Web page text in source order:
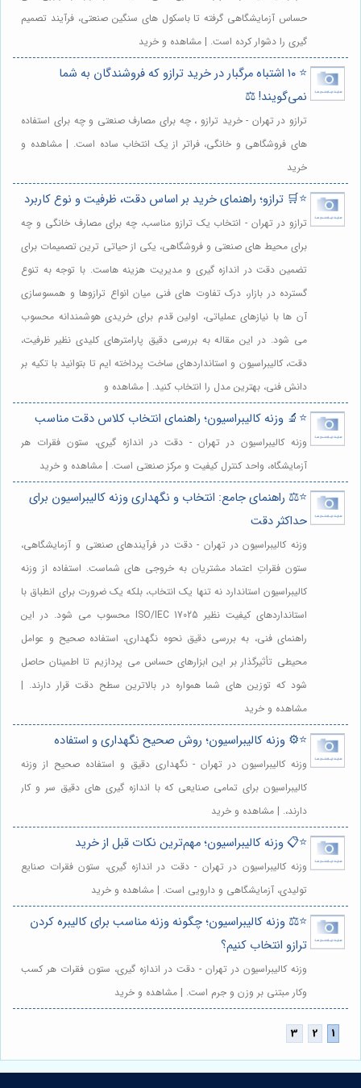
حساس آزمایشگاهی گرفته تا باسکول های سنگین صنعتی، فرآیند تصمیم
گیری را دشوار کرده است. | مشاهده و خرید
⭐️ ۱۰ اشتباه مرگبار در خرید ترازو که فروشندگان به شما
نمی‌گویند! ⚖️
ترازو در تهران - خرید ترازو ، چه برای مصارف صنعتی و چه برای استفاده
های فروشگاهی و خانگی، فراتر از یک انتخاب ساده است. | مشاهده و
خرید
⭐️🛒 ترازو؛ راهنمای خرید بر اساس دقت، ظرفیت و نوع کاربرد
ترازو در تهران - انتخاب یک ترازو مناسب، چه برای مصارف خانگی و چه
برای محیط های صنعتی و فروشگاهی، یکی از حیاتی ترین تصمیمات برای
تضمین دقت در اندازه گیری و مدیریت هزینه هاست. با توجه به تنوع
گسترده در بازار، درک تفاوت های فنی میان انواع ترازوها و همسوسازی
آن ها با نیازهای عملیاتی، اولین قدم برای خریدی هوشمندانه محسوب
می شود. در این مقاله به بررسی دقیق پارامترهای کلیدی نظیر ظرفیت،
دقت، کالیبراسیون و استانداردهای ساخت پرداخته ایم تا بتوانید با تکیه بر
دانش فنی، بهترین مدل را انتخاب کنید. | مشاهده و
⭐️🔬 وزنه کالیبراسیون؛ راهنمای انتخاب کلاس دقت مناسب
وزنه کالیبراسیون در تهران - دقت در اندازه گیری، ستون فقرات هر
آزمایشگاه، واحد کنترل کیفیت و مرکز صنعتی است. | مشاهده و خرید
⭐️⚖️ راهنمای جامع: انتخاب و نگهداری وزنه کالیبراسیون برای
حداکثر دقت
وزنه کالیبراسیون در تهران - دقت در فرآیندهای صنعتی و آزمایشگاهی،
ستون فقراتِ اعتماد مشتریان به خروجی های شماست. استفاده از وزنه
کالیبراسیون استاندارد نه تنها یک انتخاب، بلکه یک ضرورت برای انطباق با
استانداردهای کیفیت نظیر ISO/IEC 17025 محسوب می شود. در این
راهنمای فنی، به بررسی دقیق نحوه نگهداری، استفاده صحیح و عوامل
محیطی تأثیرگذار بر این ابزارهای حساس می پردازیم تا اطمینان حاصل
شود که توزین های شما همواره در بالاترین سطح دقت قرار دارند. |
مشاهده و خرید
⭐️⚙️ وزنه کالیبراسیون؛ روش صحیح نگهداری و استفاده
وزنه کالیبراسیون در تهران - نگهداری دقیق و استفاده صحیح از وزنه
کالیبراسیون برای تمامی صنایعی که با اندازه گیری های دقیق سر و کار
دارند،. | مشاهده و خرید
⭐️📋 وزنه کالیبراسیون؛ مهم‌ترین نکات قبل از خرید
وزنه کالیبراسیون در تهران - دقت در اندازه گیری، ستون فقرات صنایع
تولیدی، آزمایشگاهی و دارویی است. | مشاهده و خرید
⭐️⚖️ وزنه کالیبراسیون؛ چگونه وزنه مناسب برای کالیبره کردن
ترازو انتخاب کنیم؟
وزنه کالیبراسیون در تهران - دقت در اندازه گیری، ستون فقرات هر کسب
وکار مبتنی بر وزن و جرم است. | مشاهده و خرید